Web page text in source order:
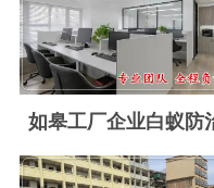
温岭白蚁防治
临海白蚁防治
三门白蚁防治
天台白蚁防治
如皋工厂企业白蚁防